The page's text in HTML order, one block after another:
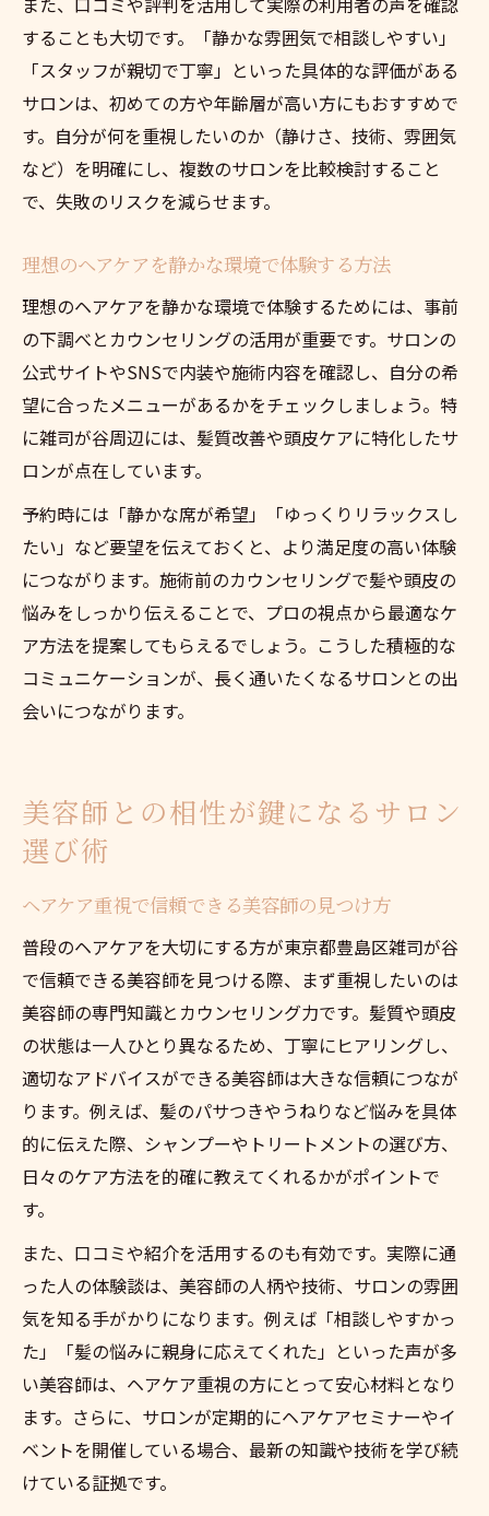
することも大切です。「静かな雰囲気で相談しやすい」
「スタッフが親切で丁寧」といった具体的な評価がある
サロンは、初めての方や年齢層が高い方にもおすすめで
す。自分が何を重視したいのか（静けさ、技術、雰囲気
など）を明確にし、複数のサロンを比較検討すること
で、失敗のリスクを減らせます。
理想のヘアケアを静かな環境で体験する方法
理想のヘアケアを静かな環境で体験するためには、事前
の下調べとカウンセリングの活用が重要です。サロンの
公式サイトやSNSで内装や施術内容を確認し、自分の希
望に合ったメニューがあるかをチェックしましょう。特
に雑司が谷周辺には、髪質改善や頭皮ケアに特化したサ
ロンが点在しています。
予約時には「静かな席が希望」「ゆっくりリラックスし
たい」など要望を伝えておくと、より満足度の高い体験
につながります。施術前のカウンセリングで髪や頭皮の
悩みをしっかり伝えることで、プロの視点から最適なケ
ア方法を提案してもらえるでしょう。こうした積極的な
コミュニケーションが、長く通いたくなるサロンとの出
会いにつながります。
美容師との相性が鍵になるサロン
選び術
ヘアケア重視で信頼できる美容師の見つけ方
普段のヘアケアを大切にする方が東京都豊島区雑司が谷
で信頼できる美容師を見つける際、まず重視したいのは
美容師の専門知識とカウンセリング力です。髪質や頭皮
の状態は一人ひとり異なるため、丁寧にヒアリングし、
適切なアドバイスができる美容師は大きな信頼につなが
ります。例えば、髪のパサつきやうねりなど悩みを具体
的に伝えた際、シャンプーやトリートメントの選び方、
日々のケア方法を的確に教えてくれるかがポイントで
す。
また、口コミや紹介を活用するのも有効です。実際に通
った人の体験談は、美容師の人柄や技術、サロンの雰囲
気を知る手がかりになります。例えば「相談しやすかっ
た」「髪の悩みに親身に応えてくれた」といった声が多
い美容師は、ヘアケア重視の方にとって安心材料となり
ます。さらに、サロンが定期的にヘアケアセミナーやイ
ベントを開催している場合、最新の知識や技術を学び続
けている証拠です。